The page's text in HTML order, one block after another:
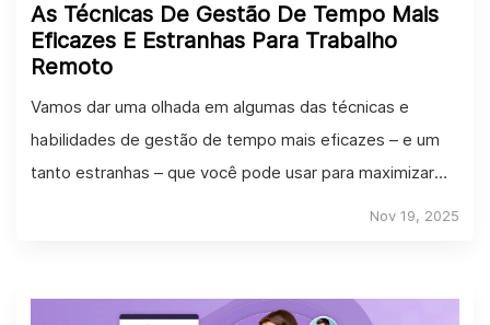
As Técnicas De Gestão De Tempo Mais
Eficazes E Estranhas Para Trabalho
Remoto
Vamos dar uma olhada em algumas das técnicas e
habilidades de gestão de tempo mais eficazes – e um
tanto estranhas – que você pode usar para maximizar
Nov 19, 2025